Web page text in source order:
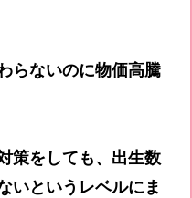
らないのに物価高騰
策をしても、出生数
いというレベルにま